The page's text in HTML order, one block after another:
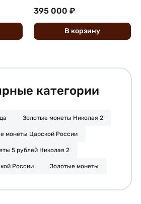
395 000 ₽
В корзину
категории
Золотые монеты Николая 2
монеты Царской России
5 рублей Николая 2
России Золотые монеты